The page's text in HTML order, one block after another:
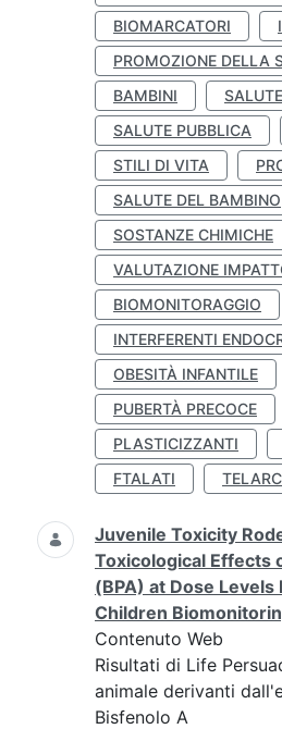
BIOMARCATORI
PROMOZIONE DELLA
BAMBINI
SALUTE PUBBLICA
STILI DI VITA
SALUTE DEL BAMBINO
SOSTANZE CHIMICHE
VALUTAZIONE
BIOMONITORAGGIO
INTERFERENTI
OBESITÀ INFANTILE
PUBERTÀ PRECOCE
PLASTICIZZANTI
FTALATI
Juvenile Toxicity
Toxicological Effects
(BPA) at Dose
Children
Contenuto Web
Risultati di Life
animale derivanti
Bisfenolo A